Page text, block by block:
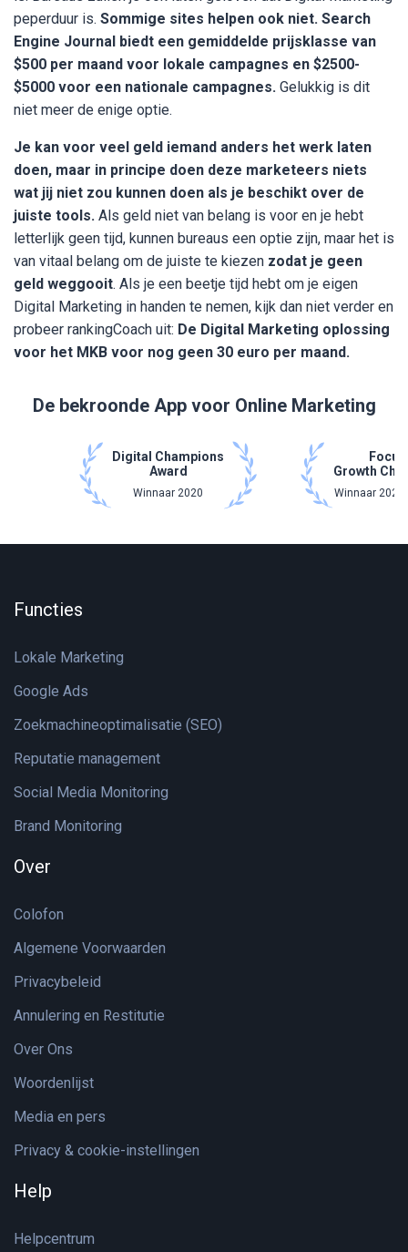
peperduur is. Sommige sites helpen ook niet. Search
Engine Journal biedt een gemiddelde prijsklasse van
$500 per maand voor lokale campagnes en $2500-
$5000 voor een nationale campagnes. Gelukkig is dit
niet meer de enige optie.
Je kan voor veel geld iemand anders het werk laten
doen, maar in principe doen deze marketeers niets
wat jij niet zou kunnen doen als je beschikt over de
juiste tools. Als geld niet van belang is voor en je hebt
letterlijk geen tijd, kunnen bureaus een optie zijn, maar het is
van vitaal belang om de juiste te kiezen zodat je geen
geld weggooit. Als je een beetje tijd hebt om je eigen
Digital Marketing in handen te nemen, kijk dan niet verder en
probeer rankingCoach uit: De Digital Marketing oplossing
voor het MKB voor nog geen 30 euro per maand.
De bekroonde App voor Online Marketing
Digital Champions
Award
Winnaar 2020
Focus
Growth
Winnaar 2021
Functies
Lokale Marketing
Google Ads
Zoekmachineoptimalisatie (SEO)
Reputatie management
Social Media Monitoring
Brand Monitoring
Over
Colofon
Algemene Voorwaarden
Privacybeleid
Annulering en Restitutie
Over Ons
Woordenlijst
Media en pers
Privacy & cookie-instellingen
Help
Helpcentrum